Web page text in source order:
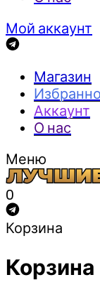
Мой аккаунт
Магазин
Аккаунт
О нас
Меню
0
Корзина
Корзина